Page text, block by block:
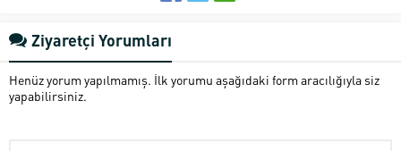
Ziyaretçi Yorumları
Henüz yorum yapılmamış. İlk yorumu aşağıdaki form aracılığıyla siz
yapabilirsiniz.